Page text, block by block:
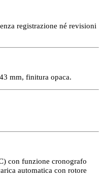
registrazione né revisioni
mm, finitura opaca.
con funzione cronografo
automatica con rotore